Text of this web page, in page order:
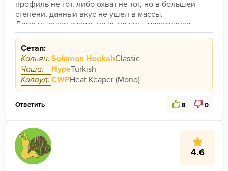
профиль не тот, либо охват не тот, но в большей
степени, данный вкус не ушел в массы.
Даже пытался купить на jc, но увы, мараскинка
была, кашмир был, а дарка не было.
Хотя... Наверное маркетинг сыграл, ибо данную
вишенку позиционировали с анисом или с
гвоздикой на старый лад, но такого, я не
обнаружил.
Сетап:
Кальян:Solomon HookahClassic
Чаша:
HypeTurkish
Калауд:CWPHeat Keaper (Mono)
Ответить 8 0
4.6